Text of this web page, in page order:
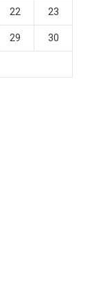
22 23
29 30